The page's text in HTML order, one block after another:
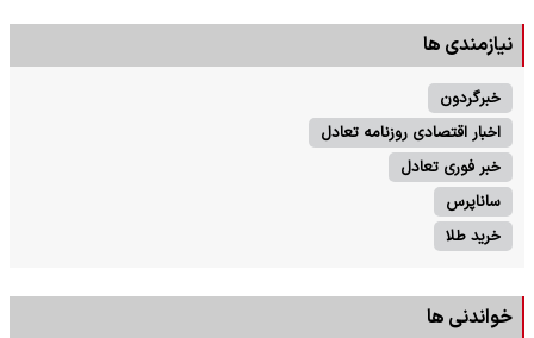
نیازمندی ها
خبرگردون
اخبار اقتصادی روزنامه تعادل
خبر فوری تعادل
ساناپرس
خرید طلا
خواندنی ها